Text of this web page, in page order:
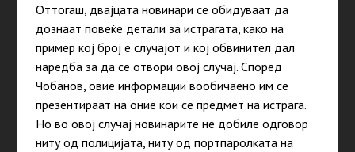
Оттогаш, двајцата новинари се обидуваат да
дознаат повеќе детали за истрагата, како на
пример кој број е случајот и кој обвинител дал
наредба за да се отвори овој случај. Според
Чобанов, овие информации вообичаено им се
презентираат на оние кои се предмет на истрага.
Но во овој случај новинарите не добиле одговор
ниту од полицијата, ниту од портпаролката на